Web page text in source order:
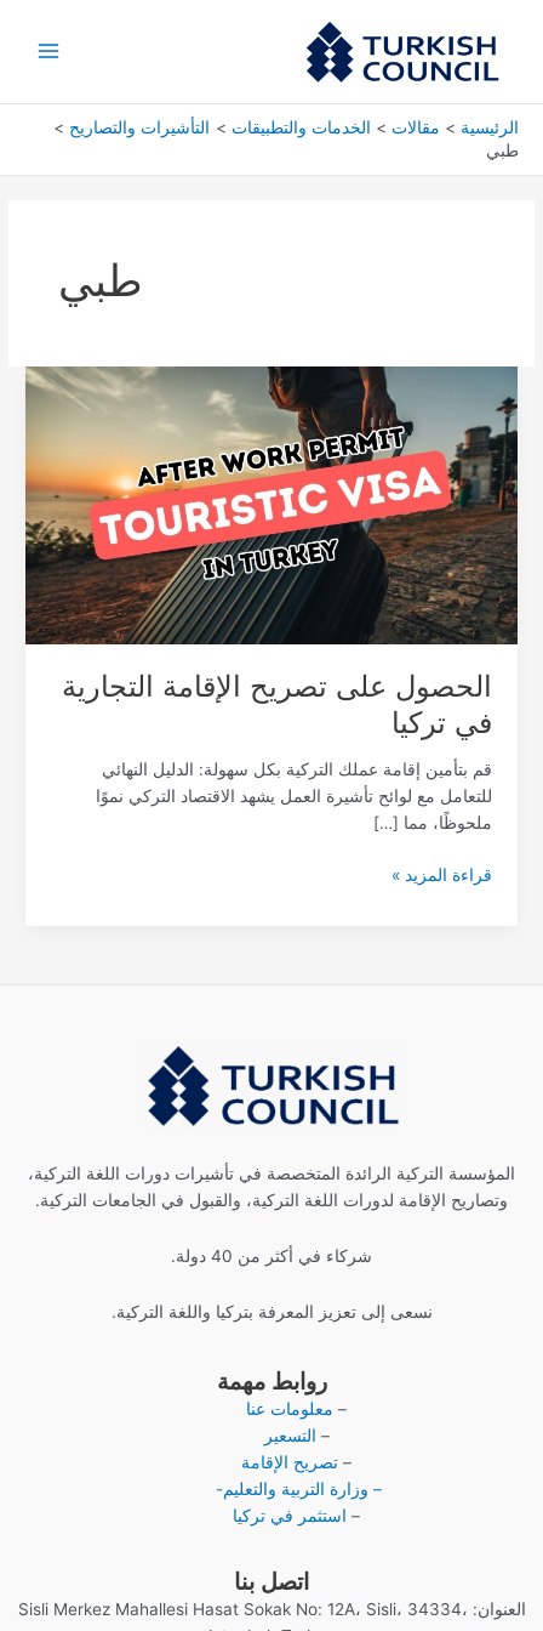
المحتوى
الرئيسية مقالات الخدمات والتطبيقات
التأشيرات والتصاريح
طبي
طبي
الحصول على تصريح الإقامة التجارية
في تركيا
قم بتأمين إقامة عملك التركية بكل سهولة: الدليل النهائي
للتعامل مع لوائح تأشيرة العمل يشهد الاقتصاد التركي نموًا
ملحوظًا، مما […]
تصريح
الإقامة
التجارية
في
تركيا
قراءة المزيد »
المؤسسة التركية الرائدة المتخصصة في تأشيرات دورات اللغة التركية،
وتصاريح الإقامة لدورات اللغة التركية، والقبول في الجامعات التركية.
شركاء في أكثر من 40 دولة.
نسعى إلى تعزيز المعرفة بتركيا واللغة التركية.
روابط مهمة
– معلومات عنا
– التسعير
– تصريح الإقامة
– وزارة التربية والتعليم-
–استثمر في تركيا
اتصل بنا
العنوان: Sisli Merkez Mahallesi Hasat Sokak No: 12A، Sisli، 34334،